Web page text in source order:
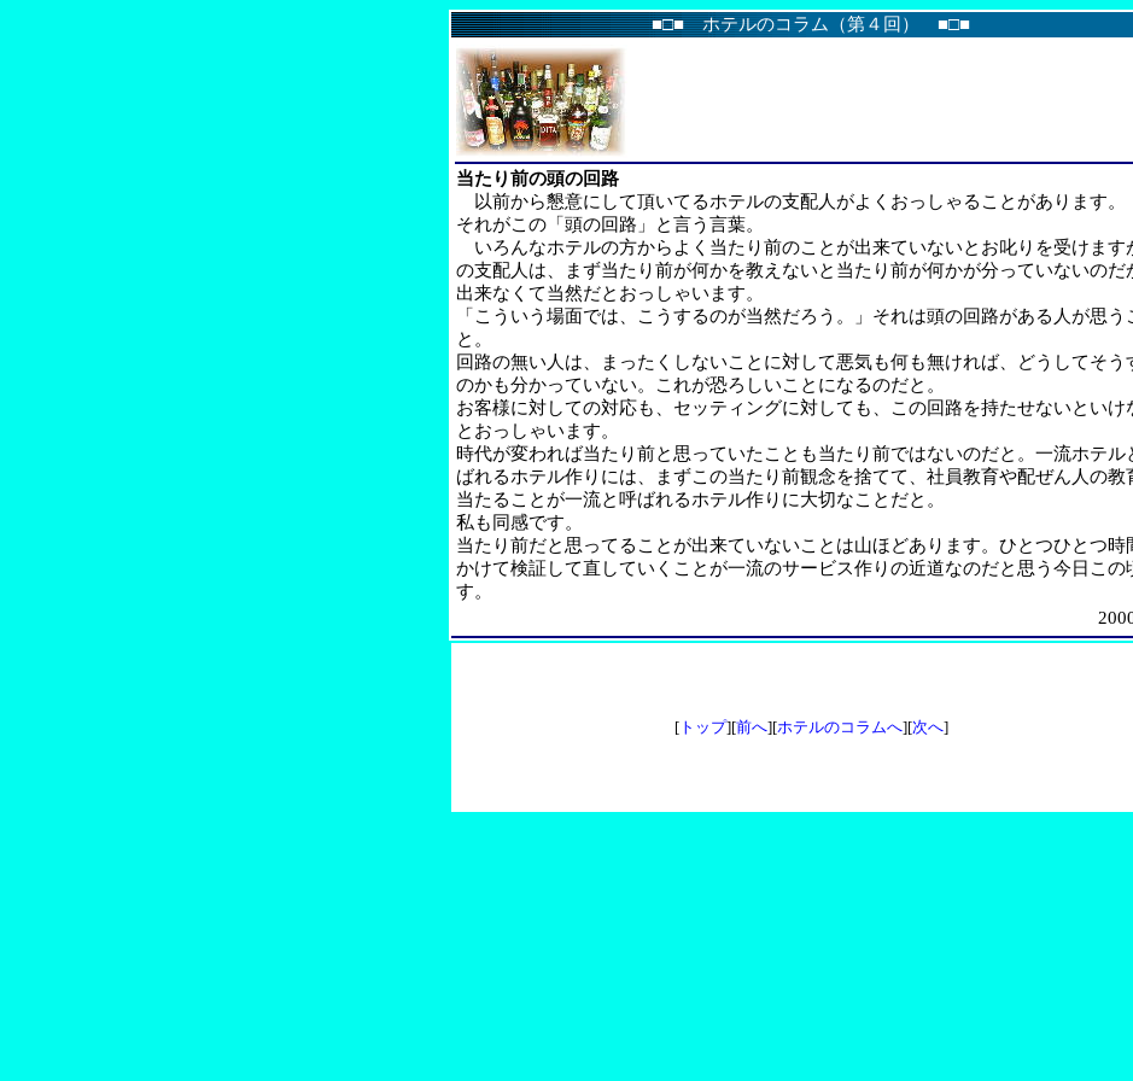
■□■ ホテルのコラム（第４回） ■□■
当たり前の頭の回路
以前から懇意にして頂いてるホテルの支配人がよくおっしゃることがあります。
それがこの「頭の回路」と言う言葉。
いろんなホテルの方からよく当たり前のことが出来ていないとお叱りを受けます
の支配人は、まず当たり前が何かを教えないと当たり前が何かが分っていないのだ
出来なくて当然だとおっしゃいます。
「こういう場面では、こうするのが当然だろう。」それは頭の回路がある人が思う
と。
回路の無い人は、まったくしないことに対して悪気も何も無ければ、どうしてそう
のかも分かっていない。これが恐ろしいことになるのだと。
お客様に対しての対応も、セッティングに対しても、この回路を持たせないといけ
とおっしゃいます。
時代が変われば当たり前と思っていたことも当たり前ではないのだと。一流ホテル
ばれるホテル作りには、まずこの当たり前観念を捨てて、社員教育や配ぜん人の教
当たることが一流と呼ばれるホテル作りに大切なことだと。
私も同感です。
当たり前だと思ってることが出来ていないことは山ほどあります。ひとつひとつ時
かけて検証して直していくことが一流のサービス作りの近道なのだと思う今日この
す。
[トップ][前へ][ホテルのコラムへ][次へ]